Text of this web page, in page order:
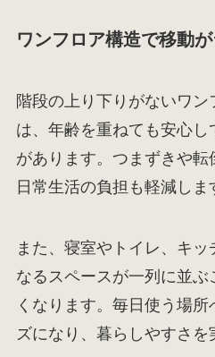
ワンフロア構造で移動
階段の上り下りがないワン
は、年齢を重ねても安心し
があります。つまずきや転
日常生活の負担も軽減しま
また、寝室やトイレ、キッ
なるスペースが一列に並
くなります。毎日使う場
ズになり、暮らしやすさを